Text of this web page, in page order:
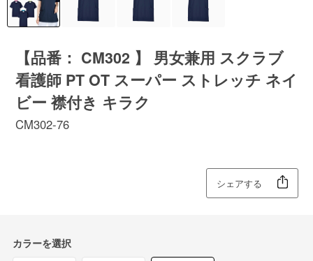
【品番： CM302 】 男女兼用 スクラブ
看護師 PT OT スーパー ストレッチ ネイ
ビー 襟付き キラク
CM302-76
シェアする
カラーを選択